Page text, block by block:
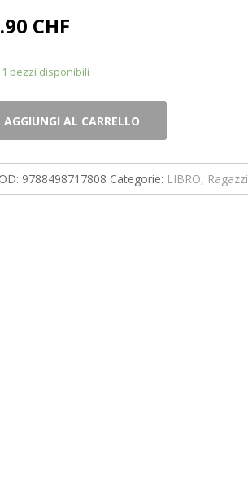
CHF
1 pezzi disponibili
AGGIUNGI AL CARRELLO
9788498717808 Categorie: LIBRO, Ragazzi